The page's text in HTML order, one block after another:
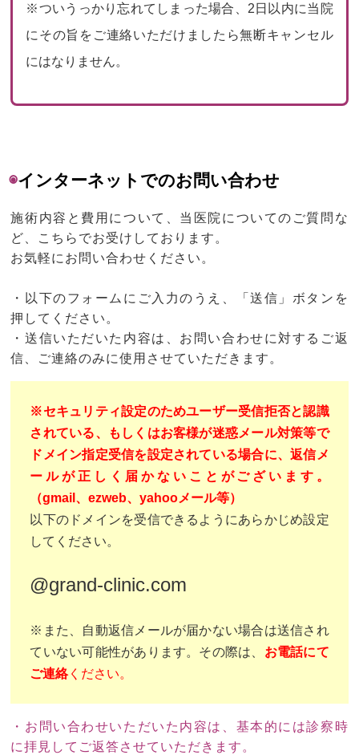
※ついうっかり忘れてしまった場合、2日以内に当院
にその旨をご連絡いただけましたら無断キャンセル
にはなりません。
◉インターネットでのお問い合わせ
施術内容と費用について、当医院についてのご質問な
ど、こちらでお受けしております。
お気軽にお問い合わせください。
・以下のフォームにご入力のうえ、「送信」ボタンを
押してください。
・送信いただいた内容は、お問い合わせに対するご返
信、ご連絡のみに使用させていただきます。
※セキュリティ設定のためユーザー受信拒否と認識
されている、もしくはお客様が迷惑メール対策等で
ドメイン指定受信を設定されている場合に、返信メ
ールが正しく届かないことがございます。
（gmail、ezweb、yahooメール等）
以下のドメインを受信できるようにあらかじめ設定
してください。
@grand-clinic.com
※また、自動返信メールが届かない場合は送信され
ていない可能性があります。その際は、 お電話にて
ご連絡ください。
・お問い合わせいただいた内容は、基本的には診察時
に拝見してご返答させていただきます。